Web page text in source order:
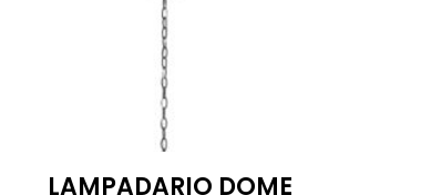
LAMPADARIO DOME